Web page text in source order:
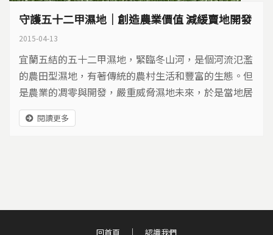
守護五十二甲濕地｜創造農業價值 減緩賣地開發
2015-04-13
宜蘭五結的五十二甲濕地，緊臨冬山河，是個河流氾濫
的農田型濕地，有著傳統的農村生活和豐富的生態。但
是農業的凋零與開發，嚴重威脅濕地未來，於是當地居
民與環保社團合作，一起守護這塊美麗的濕地…
閱讀更多
回首頁 認識我們